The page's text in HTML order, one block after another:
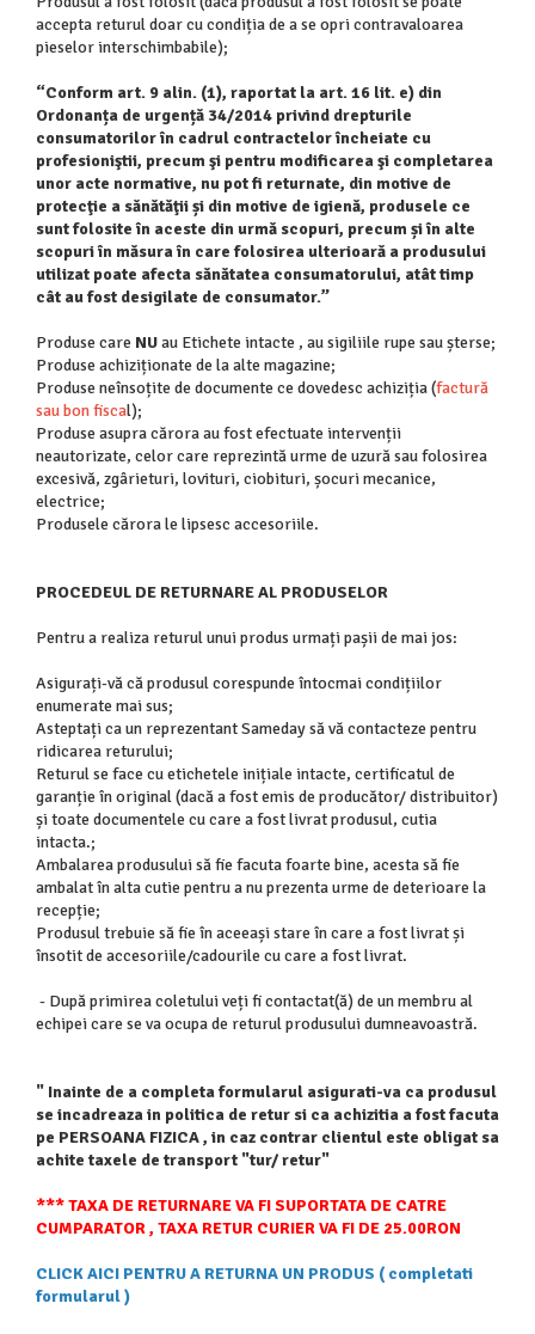
accepta returul doar cu condiția de a se opri contravaloarea
pieselor interschimbabile);
“Conform art. 9 alin. (1), raportat la art. 16 lit. e) din
Ordonanța de urgență 34/2014 privind drepturile
consumatorilor în cadrul contractelor încheiate cu
profesioniştii, precum şi pentru modificarea şi completarea
unor acte normative, nu pot fi returnate, din motive de
protecţie a sănătăţii și din motive de igienă, produsele ce
sunt folosite în aceste din urmă scopuri, precum și în alte
scopuri în măsura în care folosirea ulterioară a produsului
utilizat poate afecta sănătatea consumatorului, atât timp
cât au fost desigilate de consumator.”
Produse care NUau Etichete intacte , au sigiliile rupe sau șterse;
Produse achiziționate de la alte magazine;
Produse neînsoțite de documente ce dovedesc achiziția (factură
sau bon fiscal);
Produse asupra cărora au fost efectuate intervenții
neautorizate, celor care reprezintă urme de uzură sau folosirea
excesivă, zgârieturi, lovituri, ciobituri, șocuri mecanice,
electrice;
Produsele cărora le lipsesc accesoriile.
PROCEDEUL DE RETURNARE AL PRODUSELOR
Pentru a realiza returul unui produs urmați pașii de mai jos:
Asigurați-vă că produsul corespunde întocmai condițiilor
enumerate mai sus;
Asteptați ca un reprezentant Sameday să vă contacteze pentru
ridicarea returului;
Returul se face cu etichetele inițiale intacte, certificatul de
garanție în original (dacă a fost emis de producător/ distribuitor)
și toate documentele cu care a fost livrat produsul, cutia
intacta.;
Ambalarea produsului să fie facuta foarte bine, acesta să fie
ambalat în alta cutie pentru a nu prezenta urme de deterioare la
recepție;
Produsul trebuie să fie în aceeași stare în care a fost livrat și
însotit de accesoriile/cadourile cu care a fost livrat.
- După primirea coletului veți fi contactat(ă) de un membru al
echipei care se va ocupa de returul produsului dumneavoastră.
" Inainte de a completa formularul asigurati-va ca produsul
se incadreaza in politica de retur si ca achizitia a fost facuta
pe PERSOANA FIZICA , in caz contrar clientul este obligat sa
achite taxele de transport "tur/ retur"
*** TAXA DE RETURNARE VA FI SUPORTATA DE CATRE
CUMPARATOR , TAXA RETUR CURIER VA FI DE 25.00RON
CLICK AICI PENTRU A RETURNA UN PRODUS ( completati
formularul )